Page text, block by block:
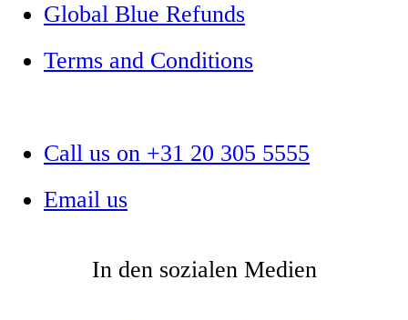
Global Blue Refunds
Terms and Conditions
Call us on +31 20 305 5555
Email us
In den sozialen Medien